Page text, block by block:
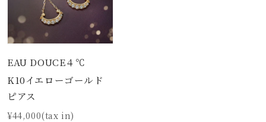
EAU DOUCE４℃
K10イエローゴールド
ピアス
¥44,000(tax in)